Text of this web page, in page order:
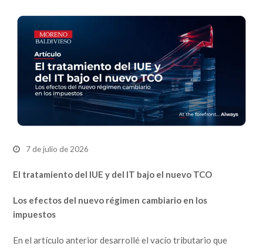
7 de julio de 2026
El tratamiento del IUE y del IT bajo el nuevo TCO
Los efectos del nuevo régimen cambiario en los
impuestos
En el artículo anterior desarrollé el vacío tributario que